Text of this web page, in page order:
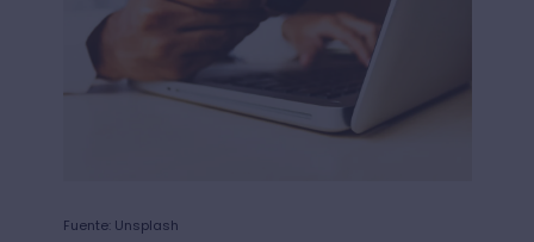
Fuente: Unsplash